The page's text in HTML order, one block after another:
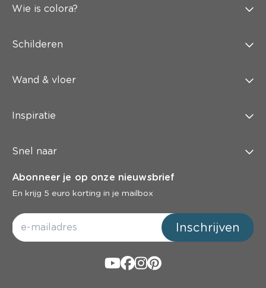
Wie is colora?
Schilderen
Wand & vloer
Inspiratie
Snel naar
Abonneer je op onze nieuwsbrief
En krijg 5 euro korting in je mailbox
Inschrijven